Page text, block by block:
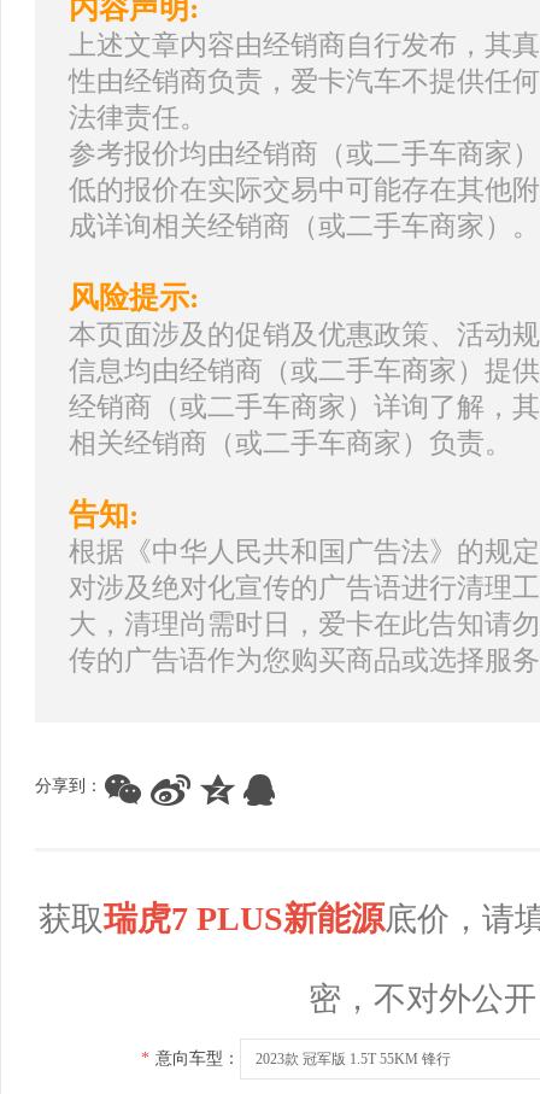
内容声明:
上述文章内容由经销商自行发布，其
性由经销商负责，爱卡汽车不提供任
法律责任。
参考报价均由经销商（或二手车商家
低的报价在实际交易中可能存在其他
成详询相关经销商（或二手车商家）。
风险提示:
本页面涉及的促销及优惠政策、活动
信息均由经销商（或二手车商家）提
经销商（或二手车商家）详询了解，
相关经销商（或二手车商家）负责。
告知:
根据《中华人民共和国广告法》的规
对涉及绝对化宣传的广告语进行清理
大，清理尚需时日，爱卡在此告知请
传的广告语作为您购买商品或选择服
分享到：
获取瑞虎7 PLUS新能源底价，请
密，不对外公
* 意向车型： 2023款 冠军版 1.5T 55KM 锋行